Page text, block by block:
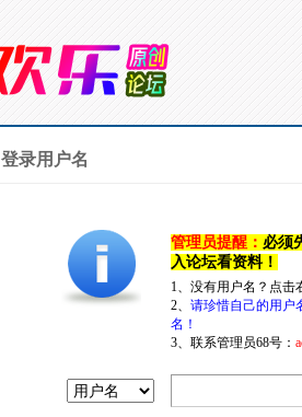
登录用户名
管理员提醒： 必须
入论坛看资料！
1、没有用户名？点
2、 请珍惜自己的用户
名！
3、联系管理员68号：